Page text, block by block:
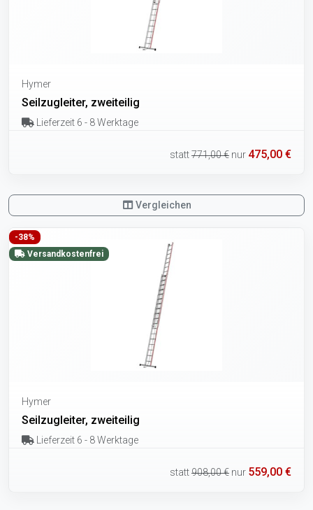
Hymer
Seilzugleiter, zweiteilig
Lieferzeit 6 - 8 Werktage
statt771,00 € nur 475,00 €
Vergleichen
-38%
Versandkostenfrei
Hymer
Seilzugleiter, zweiteilig
Lieferzeit 6 - 8 Werktage
statt908,00 € nur 559,00 €